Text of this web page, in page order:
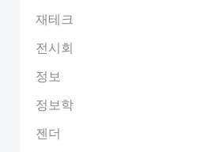
재테크
전시회
정보
정보학
젠더